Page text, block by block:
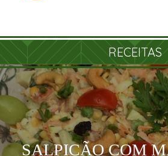
RECEITAS
SALPICÃO COM